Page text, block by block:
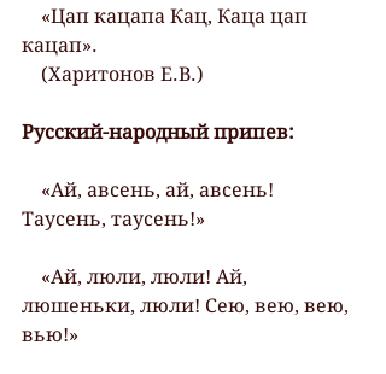
кацап».
    (Харитонов Е.В.)
Русский-народный припев:
Таусень, таусень!»
люшеньки, люли! Сею, вею, вею,
вью!»